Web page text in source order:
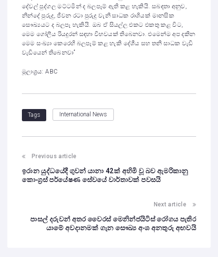
දේවල් පුද්ගල මට්ටමින් ද බලපෑම් ඇති කළ හැකියි. සබඳතා අනුව,
නින්දේ පුරුදු, ජීවන රටා පුරුදු වැනි සාධක රාශියක් මානසික
සෞඛ්‍යයට ද බලපෑ හැකියි. ඔබ ඒ සියල්ල එකට එකතු කළ විට,
මෙම ගෝලීය රියදුරන් සඳහා විභවයක් තිබෙනවා. එමෙන්ම අප දකින
මෙම සංඛ්‍යා කෙරෙහි බලපෑම් කළ හැකි දේශීය සහ තනි සාධක වැඩි
වැඩියෙන් තිබෙනවා”
මූලාශ්‍රය: ABC
Tags International News
Previous article
ඉරාන යුද්ධයේදී ගුවන් යානා 42ක් අහිමි වූ බව ඇමරිකානු
කොංග්‍රස් පර්යේෂණ සේවයේ වාර්තාවක් පවසයි
Next article
පාසල් දරුවන් අතර වෛරස් මෙනින්ජයිටිස් රෝගය පැතිර
යාමේ අවදානමක් ගැන සෞඛ්‍ය අංශ අනතුරු අඟවයි